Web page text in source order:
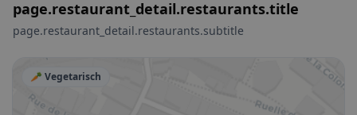
page.restaurant_detail.restaurants.title
page.restaurant_detail.restaurants.subtitle
🥕 Vegetarisch